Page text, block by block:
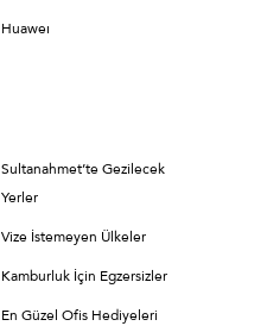
Huaweı
Sultanahmet’te Gezilecek
Yerler
Vize İstemeyen Ülkeler
Kamburluk İçin Egzersizler
En Güzel Ofis Hediyeleri